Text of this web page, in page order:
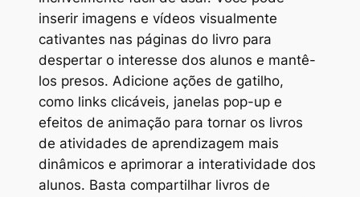
inserir imagens e vídeos visualmente
cativantes nas páginas do livro para
despertar o interesse dos alunos e mantê-
los presos. Adicione ações de gatilho,
como links clicáveis, janelas pop-up e
efeitos de animação para tornar os livros
de atividades de aprendizagem mais
dinâmicos e aprimorar a interatividade dos
alunos. Basta compartilhar livros de